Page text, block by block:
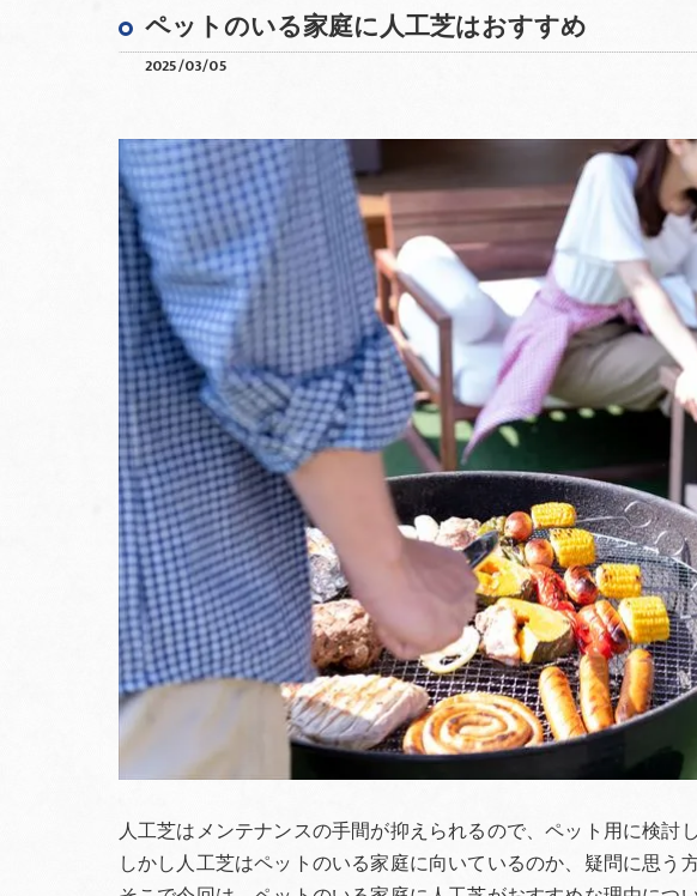
ペットのいる家庭に人工芝はおすすめ
2025/03/05
人工芝はメンテナンスの手間が抑えられるので、ペット用に検討
しかし人工芝はペットのいる家庭に向いているのか、疑問に思う